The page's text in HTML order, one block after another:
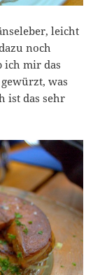
leicht
noch
ich mir das
was
ist das sehr